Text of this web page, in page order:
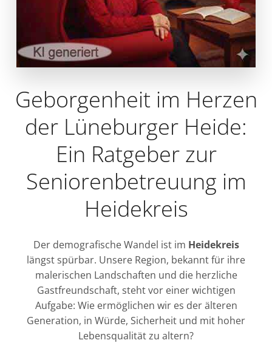
Geborgenheit im Herzen
der Lüneburger Heide:
Ein Ratgeber zur
Seniorenbetreuung im
Heidekreis
Der demografische Wandel ist im Heidekreis
längst spürbar. Unsere Region, bekannt für ihre
malerischen Landschaften und die herzliche
Gastfreundschaft, steht vor einer wichtigen
Aufgabe: Wie ermöglichen wir es der älteren
Generation, in Würde, Sicherheit und mit hoher
Lebensqualität zu altern?